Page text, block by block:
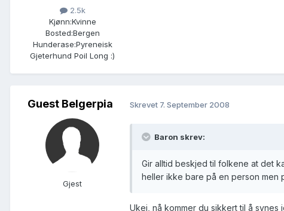
2.5k
Kjønn:Kvinne
Bosted:Bergen
Hunderase:Pyreneisk
Gjeterhund Poil Long :)
Guest Belgerpia
Gjest
Skrevet 7. September 2008
Baron skrev:
Gir alltid beskjed til folkene at det
heller ikke bare på en person men
Ukei, nå kommer du sikkert til å